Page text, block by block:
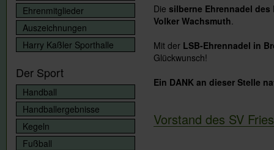
Die silberne Ehrennadel
Volker Wachsmuth.
Mit der LSB-Ehrennadel in
Glückwunsch!
Ein DANK an dieser Stelle
Vorstand des SV
Ehrenmitglieder
Auszeichnungen
Harry Kaßler Sporthalle
Der Sport
Handball
Handballergebnisse
Kegeln
Fußball